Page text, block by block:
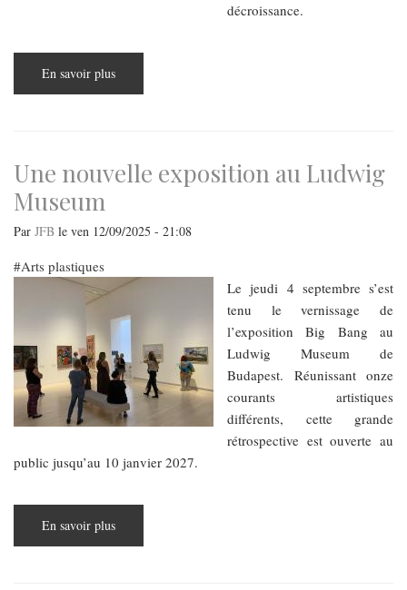
décroissance.
En savoir plus
heure
Liegey,
ingénieur
spécialiste
décroissance
Une nouvelle exposition au Ludwig
Museum
Par JFB le ven 12/09/2025 - 21:08
Arts plastiques
Le jeudi 4 septembre s’est
tenu le vernissage de
l’exposition Big Bang au
Ludwig Museum de
Budapest. Réunissant onze
courants artistiques
différents, cette grande
rétrospective est ouverte au
public jusqu’au 10 janvier 2027.
En savoir plus
nouvelle